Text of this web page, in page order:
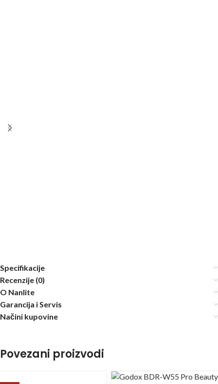
Specifikacije
Recenzije (0)
O Nanlite
Garancija i Servis
Načini kupovine
Povezani proizvodi